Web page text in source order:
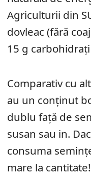
Agriculturii din
dovleac (fără
15 g
Comparativ cu
au un conținut
dublu față de
susan sau in.
consuma
mare la cantitate!